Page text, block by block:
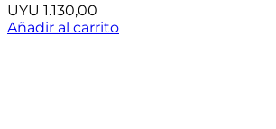
UYU 1.130,00
Añadir al carrito